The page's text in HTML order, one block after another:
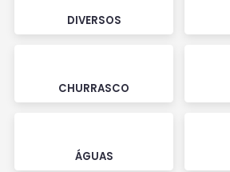
DIVERSOS
CHURRASCO
ÁGUAS